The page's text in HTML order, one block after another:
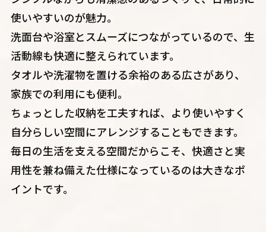
使いやすいのが魅力。
洗面台や浴室とスムーズにつながっているので、生
活動線も快適に整えられています。
タオルや洗濯物を置ける余裕のある広さがあり、
家族での利用にも便利。
ちょっとした収納を工夫すれば、より使いやすく
自分らしい空間にアレンジすることもできます。
毎日の生活を支える空間だからこそ、快適さと実
用性を兼ね備えた仕様になっているのは大きなポ
イントです。